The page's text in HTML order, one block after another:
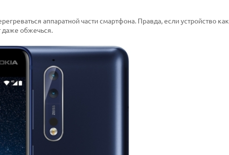
аппаратной части смартфона. Правда, если устройство как
даже обжечься.